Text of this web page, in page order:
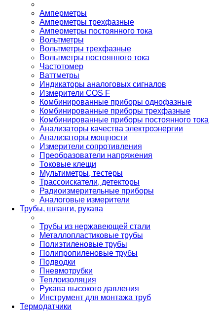
Амперметры
Амперметры трехфазные
Амперметры постоянного тока
Вольтметры
Вольтметры трехфазные
Вольтметры постоянного тока
Частотомер
Ваттметры
Индикаторы аналоговых сигналов
Измерители COS F
Комбинированные приборы однофазные
Комбинированные приборы трехфазные
Комбинированные приборы постоянного тока
Анализаторы качества электроэнергии
Анализаторы мощности
Измерители сопротивления
Преобразователи напряжения
Токовые клещи
Мультиметры, тестеры
Трассоискатели, детекторы
Радиоизмерительные приборы
Аналоговые измерители
Трубы, шланги, рукава
Трубы из нержавеющей стали
Металлопластиковые трубы
Полиэтиленовые трубы
Полипропиленовые трубы
Подводки
Пневмотрубки
Теплоизоляция
Рукава высокого давления
Инструмент для монтажа труб
Термодатчики